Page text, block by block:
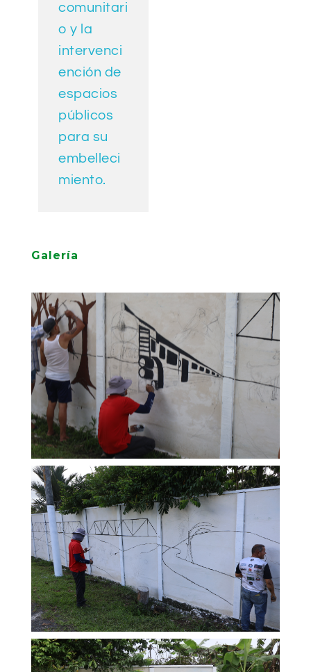
comunitari
o y la
intervenci
ención de
espacios
públicos
para su
embelleci
miento.
Galería